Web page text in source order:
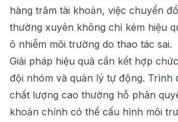
hàng trăm tài khoản, việc chuyển
thường xuyên không chỉ kém hiệu
ô nhiễm môi trường do thao tác sai.
Giải pháp hiệu quả cần kết hợp
đội nhóm và quản lý tự động. Trình
chất lượng cao thường hỗ phân
khoản chính có thể cấu hình môi